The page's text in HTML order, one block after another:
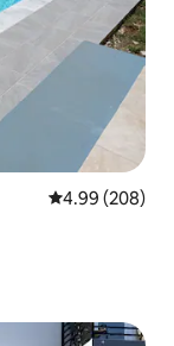
從 208 則評價
4.99 (208)